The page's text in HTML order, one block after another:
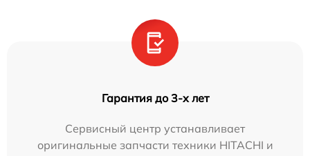
Гарантия до 3-х лет
Сервисный центр устанавливает
оригинальные запчасти техники HITACHI и